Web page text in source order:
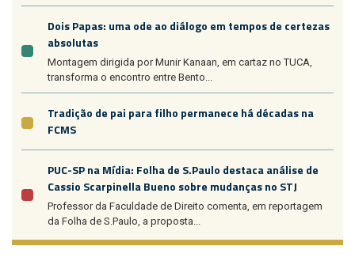
Dois Papas: uma ode ao diálogo em tempos de certezas
absolutas
Montagem dirigida por Munir Kanaan, em cartaz no TUCA,
transforma o encontro entre Bento...
Tradição de pai para filho permanece há décadas na
FCMS
PUC-SP na Mídia: Folha de S.Paulo destaca análise de
Cassio Scarpinella Bueno sobre mudanças no STJ
Professor da Faculdade de Direito comenta, em reportagem
da Folha de S.Paulo, a proposta...